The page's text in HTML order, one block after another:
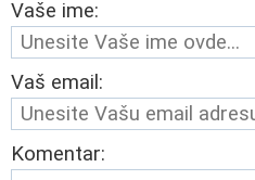
Vaše ime:
Vaš email:
Komentar: